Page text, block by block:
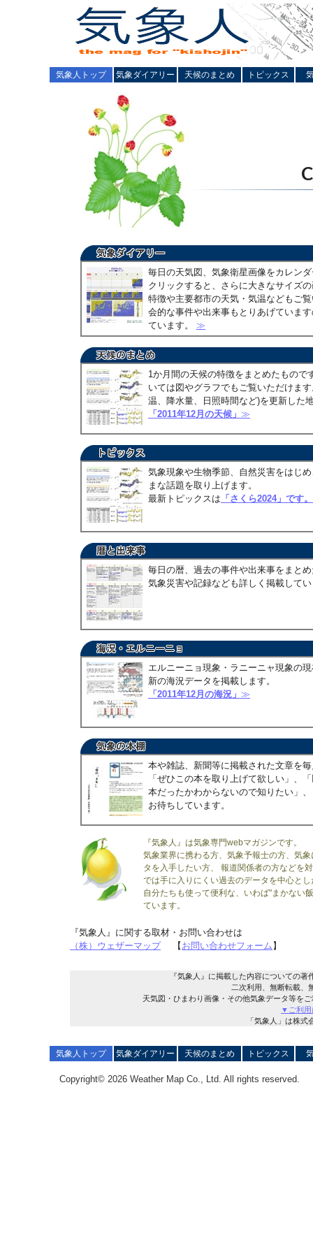
気象人トップ 気象ダイアリー 天候のまとめ トピックス
毎日の天気図、気象衛星画像をカレン
クリックすると、さらに大きなサイズ
特徴や主要都市の天気・気温などもご
会的な事件や出来事もとりあげていま
ています。 ≫
1か月間の天候の特徴をまとめたもので
いては図やグラフでもご覧いただけま
温、降水量、日照時間など)を更新した
「2011年12月の天候」 ≫
気象現象や生物季節、自然災害をはじ
まな話題を取り上げます。
最新トピックスは 「さくら2024」です。
毎日の暦、過去の事件や出来事をまと
気象災害や記録なども詳しく掲載して
エルニーニョ現象・ラニーニャ現象の
新の海況データを掲載します。
「2011年12月の海況」 ≫
本や雑誌、新聞等に掲載された文章を
「ぜひこの本を取り上げて欲しい」、
本だったかわからないので知りたい」
お待ちしています。
『気象人』は気象専門webマガジンです。
気象業界に携わる方、気象予報士の方、気
タを入手したい方、 報道関係者の方などを
では手に入りにくい過去のデータを中心と
自分たちも使って便利な、いわば"まかない
ています。
『気象人』に関する取材・お問い合わせは
（株）ウェザーマップ【 お問い合わせフォーム 】
『気象人』に掲載した内容についての
二次利用、無断転載、
天気図・ひまわり画像・その他気象データ等を
▼ご利用
「気象人」は株
気象人トップ 気象ダイアリー 天候のまとめ トピックス
Copyright© 2026 Weather Map Co., Ltd. All rights reserved.